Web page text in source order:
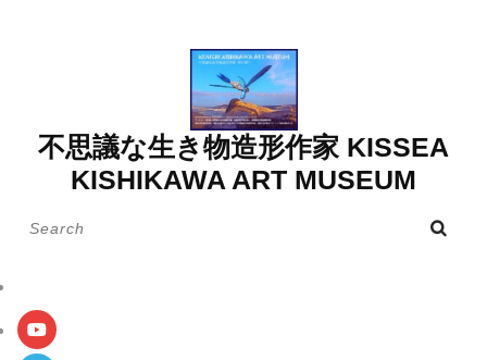
不思議な生き物造形作家 KISSEA
KISHIKAWA ART MUSEUM